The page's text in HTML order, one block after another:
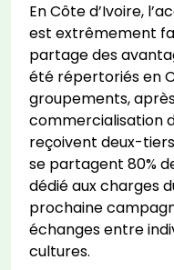
En Côte d’Ivoire,
est extrêmement
partage des
été répertoriés en
groupements,
commercialisation
reçoivent deux-
se partagent 80%
dédié aux charges
prochaine
échanges entre
cultures.